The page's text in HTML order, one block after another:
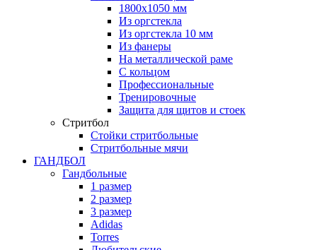
1800х1050 мм
Из оргстекла
Из оргстекла 10 мм
Из фанеры
На металлической раме
С кольцом
Профессиональные
Тренировочные
Защита для щитов и стоек
Стритбол
Стойки стритбольные
Стритбольные мячи
ГАНДБОЛ
Гандбольные
1 размер
2 размер
3 размер
Adidas
Torres